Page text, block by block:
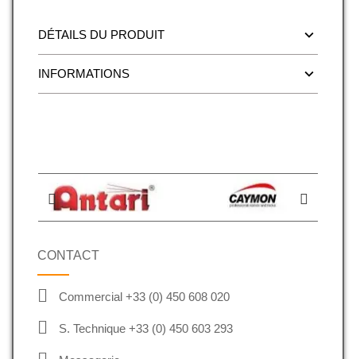
DÉTAILS DU PRODUIT
INFORMATIONS
CONTACT
Commercial +33 (0) 450 608 020
S. Technique +33 (0) 450 603 293